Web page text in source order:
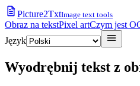
Picture2TxtImage text tools
Obraz na tekstPixel artCzym jest
Język
Wyodrębnij tekst z